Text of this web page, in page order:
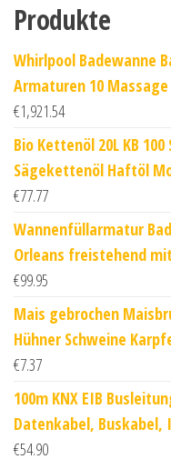
Produkte
Whirlpool Badewanne
Armaturen 10
€1,921.54
Bio Kettenöl 20L KB
Sägekettenöl Haftöl
€77.77
Wannenfüllarmatur
Orleans freistehend
€99.95
Mais gebrochen
Hühner Schweine
€7.37
100m KNX EIB
Datenkabel, Buskabel,
€54.90